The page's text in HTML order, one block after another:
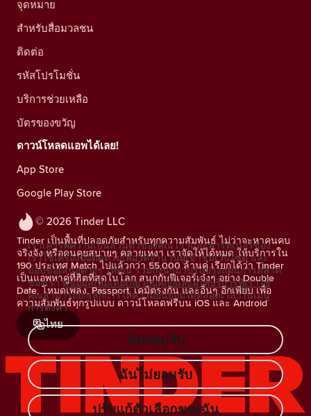
© 2026 Tinder LLC
Tinder เป็นพื้นที่ปลอดภัยสำหรับทุกความสัมพันธ์ ไม่ว่าจะหาคนคบ
จริงจัง หรือคนคุยสบายๆ คลายเหงา เราจัดให้ได้หมด ให้บริการใน
190 ประเทศ Match ไปแล้วกว่า 55,000 ล้านคู่ เรียกได้ว่า Tinder
เป็นแอพหาคู่ที่ฮิตที่สุดในโลก สนุกกับฟีเจอร์เจ๋งๆ อย่าง Double
Date, โหมดเพลง, Passport, เคมีตรงกัน และอื่นๆ อีกเพียบ เพื่อ
ความสัมพันธ์ทุกรูปแบบ ดาวน์โหลดฟรีบน iOS และ Android
ไทย
จุดหมาย
สำหรับสื่อมวลชน
ติดต่อ
รหัสโปรโมชั่น
บริการช่วยเหลือ
บัตรของขวัญ
ดาวน์โหลดแอพได้เลย!
App Store
Google Play Store
เราเคารพความเป็นส่วนตัวของคุณ เราและพาร์ทเนอร์ของ
เราใช้เครื่องมือติดตามเพื่อวัดจำนวนผู้เข้าชมเว็บไซต์ และ
มอบข้อเสนอต่างๆ ให้คุณ รวมถึงนำมาปรับปรุงแผนการตลาด
ของเรา ดูข้อมูลเพิ่มเติมเกี่ยวกับคุกกี้และผู้ให้บริการที่เราใช้
คุณสามารถยกเลิกการให้ความยินยอมได้ตลอดเวลาในเมนู
การตั้งค่า
ฉันยอมรับ
ฉันไม่ยอมรับ
ปรับแก้ตัวเลือกของฉัน